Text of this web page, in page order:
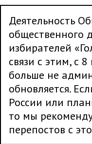
Деятельность
общественного
избирателей
связи с этим, с
больше не
обновляется.
России или
то мы
перепостов с